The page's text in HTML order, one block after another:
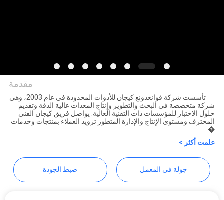
PRIVACY
POLICY
GUANGDONG KEJIAN
INSTRUMENT CO.,LTD
مقدمة
تأسست شركة قوانغدونغ كيجان للأدوات المحدودة في عام 2003، وهي
شركة متخصصة في البحث والتطوير وإنتاج المعدات عالية الدقة وتقديم
حلول الاختبار للمؤسسات ذات التقنية العالية. يواصل فريق كيجان الفني
المحترف ومستوى الإنتاج والإدارة المتطور تزويد العملاء بمنتجات وخدمات
�
علمت أكثر >
جولة في المعمل ضبط الجودة